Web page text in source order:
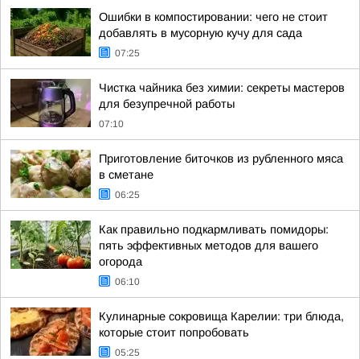
Ошибки в компостировании: чего не стоит
добавлять в мусорную кучу для сада
07:25
Чистка чайника без химии: секреты мастеров
для безупречной работы
07:10
Приготовление биточков из рубленного мяса
в сметане
06:25
Как правильно подкармливать помидоры:
пять эффективных методов для вашего
огорода
06:10
Кулинарные сокровища Карелии: три блюда,
которые стоит попробовать
05:25